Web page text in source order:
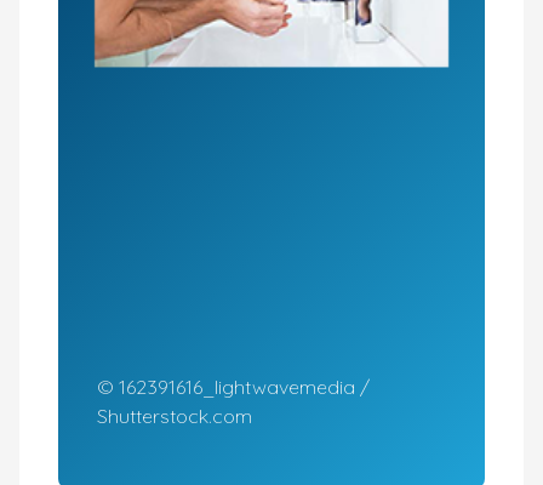
© 162391616_lightwavemedia /
Shutterstock.com